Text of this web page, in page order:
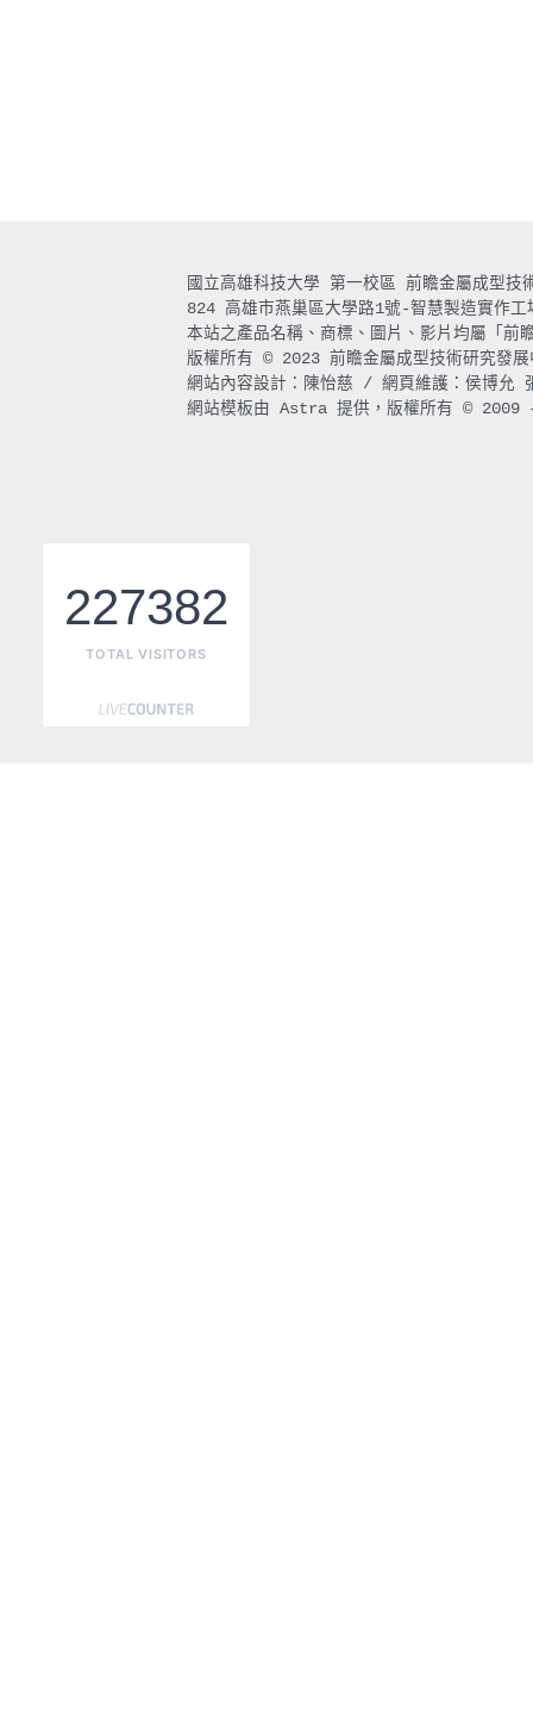
國立高雄科技大學 第一校區 前瞻金屬成型
824 高雄市燕巢區大學路1號-智慧製造實
本站之產品名稱、商標、圖片、影片均屬「前
版權所有 © 2023 前瞻金屬成型技術研究發展
網站內容設計：陳怡慈 / 網頁維護：侯博允
網站模板由 Astra 提供，版權所有 ©
227382
TOTAL VISITORS